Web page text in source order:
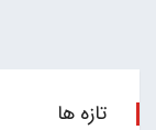
تازه ها